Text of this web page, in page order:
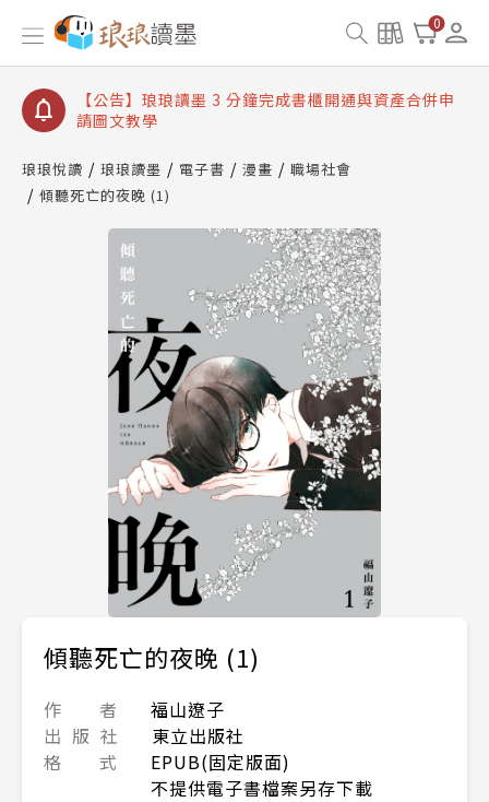
0
【公告】琅琅讀墨數位閱讀資產合併與書櫃開通申請
【公告】琅琅讀墨書櫃開通常見問題
【公告】琅琅讀墨 3 分鐘完成書櫃開通與資產合併申
請圖文教學
查詢
【公告】琅琅讀墨數位閱讀資產合併與書櫃開通申請
琅琅悅讀 琅琅讀墨 電子書 漫畫
職場社會
傾聽死亡的夜晚 (1)
傾聽死亡的夜晚 (1)
作 者
福山遼子
出 版 社
東立出版社
格 式
EPUB(固定版面)
不提供電子書檔案另存下載